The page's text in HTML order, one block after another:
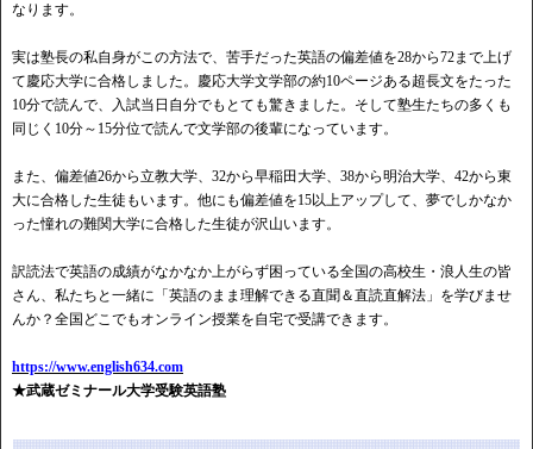
なります。
実は塾長の私自身がこの方法で、苦手だった英語の偏差値を28から72まで上げ
て慶応大学に合格しました。慶応大学文学部の約10ページある超長文をたった
10分で読んで、入試当日自分でもとても驚きました。そして塾生たちの多くも
同じく10分～15分位で読んで文学部の後輩になっています。
また、偏差値26から立教大学、32から早稲田大学、38から明治大学、42から東
大に合格した生徒もいます。他にも偏差値を15以上アップして、夢でしかなか
った憧れの難関大学に合格した生徒が沢山います。
訳読法で英語の成績がなかなか上がらず困っている全国の高校生・浪人生の皆
さん、私たちと一緒に「英語のまま理解できる直聞＆直読直解法」を学びませ
んか？全国どこでもオンライン授業を自宅で受講できます。
https://www.english634.com
★武蔵ゼミナール大学受験英語塾